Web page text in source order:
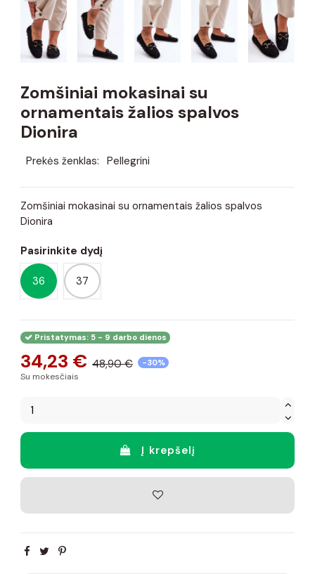
Zomšiniai mokasinai su
ornamentais žalios spalvos
Dionira
Prekės ženklas: Pellegrini
Zomšiniai mokasinai su ornamentais žalios spalvos
Dionira
Pasirinkite dydį
36 37
Pristatymas: 5 - 9 darbo dienos
34,23 € 48,90 € -30%
Su mokesčiais
Į krepšelį